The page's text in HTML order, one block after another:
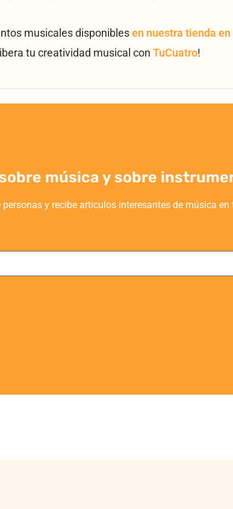
musicales disponibles en nuestra tienda en
tu creatividad musical con TuCuatro!
música y sobre
personas y recibe articulos interesantes de música en